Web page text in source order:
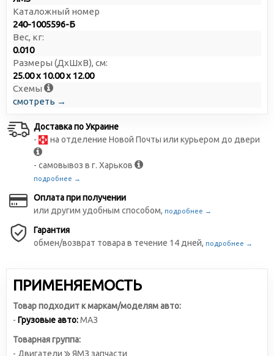
Каталожный номер
240-1005596-Б
Вес, кг:
0.010
Размеры (ДxШxВ), см:
25.00 x 10.00 x 12.00
Схемы
смотреть →
Доставка по Украине
-
на отделение Новой Почты или курьером до двери
- самовывоз в г. Харьков
подробнее →
Оплата при получении
или другим удобным способом, подробнее →
Гарантия
обмен/возврат товара в течение 14 дней, подробнее →
ПРИМЕНЯЕМОСТЬ
Товар подходит к маркам/моделям авто:
- Грузовые авто:МАЗ
Товарная группа:
- Двигатели
ЯМЗ запчасти